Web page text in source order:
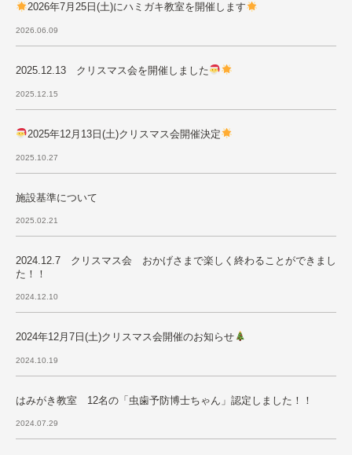
2026年7月25日(土)にハミガキ教室を開催します
2026.06.09
2025.12.13 クリスマス会を開催しました
2025.12.15
2025年12月13日(土)クリスマス会開催決定
2025.10.27
施設基準について
2025.02.21
2024.12.7 クリスマス会 おかげさまで楽しく終わることができまし
た！！
2024.12.10
2024年12月7日(土)クリスマス会開催のお知らせ
2024.10.19
はみがき教室 12名の「虫歯予防博士ちゃん」認定しました！！
2024.07.29